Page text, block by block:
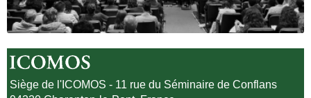
Siège de l'ICOMOS - 11 rue du Séminaire de Conflans